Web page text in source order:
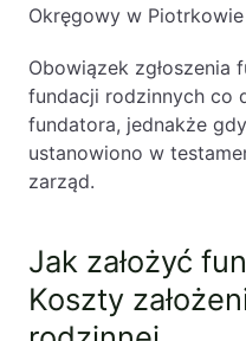
Okręgowy w
Obowiązek zgłoszenia
fundacji rodzinnych co
fundatora, jednakże
ustanowiono w
zarząd.
Jak założyć
Koszty